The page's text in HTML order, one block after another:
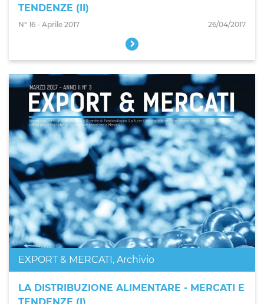
TENDENZE (II)
N° 16 - Aprile 2017 26/04/2017
EXPORT & MERCATI, Archivio
LA DISTRIBUZIONE ALIMENTARE - MERCATI E